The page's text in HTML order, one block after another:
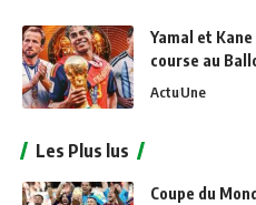
Yamal et
course au
ActuUne
Les Plus lus
Coupe du